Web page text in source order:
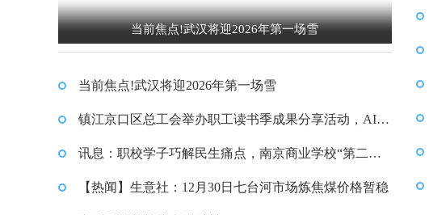
当前焦点!武汉将迎2026年第一场雪
当前焦点!武汉将迎2026年第一场雪
镇江京口区总工会举办职工读书季成果分享活动，AI
赋能绘就书香京口新图景
讯息：职校学子巧解民生痛点，南京商业学校“第二届
数智创新杯”技能挑战赛展现技术温度
【热闻】生意社：12月30日七台河市场炼焦煤价格暂稳